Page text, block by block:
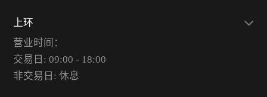
上环
营业时间：
交易日: 09:00 - 18:00
非交易日: 休息